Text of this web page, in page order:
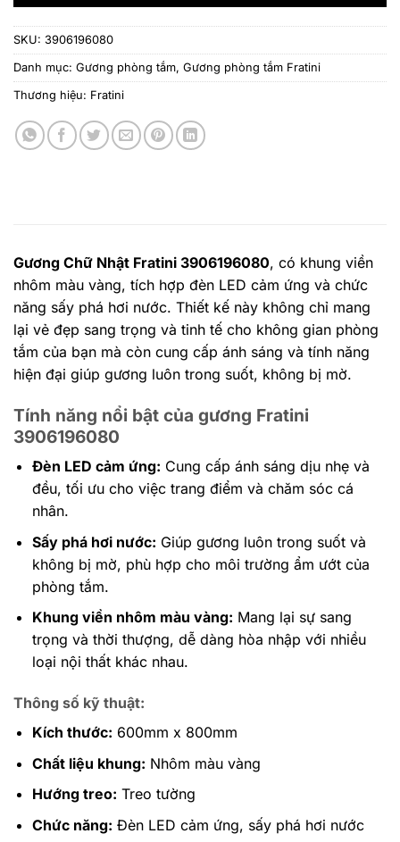
SKU: 3906196080
Danh mục: Gương phòng tắm, Gương phòng tắm Fratini
Thương hiệu: Fratini
Gương Chữ Nhật Fratini 3906196080, có khung viền
nhôm màu vàng, tích hợp đèn LED cảm ứng và chức
năng sấy phá hơi nước. Thiết kế này không chỉ mang
lại vẻ đẹp sang trọng và tinh tế cho không gian phòng
tắm của bạn mà còn cung cấp ánh sáng và tính năng
hiện đại giúp gương luôn trong suốt, không bị mờ.
Tính năng nổi bật của gương Fratini
3906196080
Đèn LED cảm ứng: Cung cấp ánh sáng dịu nhẹ và
đều, tối ưu cho việc trang điểm và chăm sóc cá
nhân.
Sấy phá hơi nước: Giúp gương luôn trong suốt và
không bị mờ, phù hợp cho môi trường ẩm ướt của
phòng tắm.
Khung viền nhôm màu vàng: Mang lại sự sang
trọng và thời thượng, dễ dàng hòa nhập với nhiều
loại nội thất khác nhau.
Thông số kỹ thuật:
Kích thước: 600mm x 800mm
Chất liệu khung: Nhôm màu vàng
Hướng treo: Treo tường
Chức năng: Đèn LED cảm ứng, sấy phá hơi nước